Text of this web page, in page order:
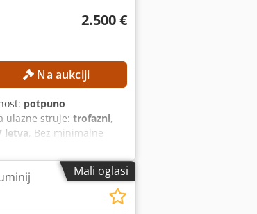
2.500 €
Na aukciji
potpuno
ulazne struje: trofazni,
letva, Bez minimalne
pile: 500 mm Broj
Kut rezanja: 90° Funkcija
aluminijski profili,
Frekvencija: 50 Hz
Mali oglasi